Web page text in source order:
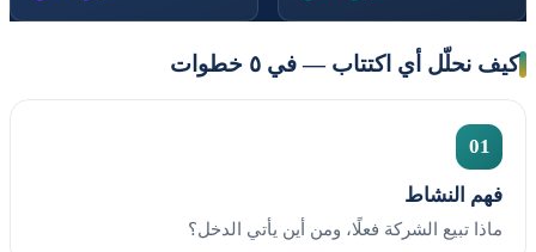
كيف نحلّل أي اكتتاب — في ٥ خطوات
01
فهم النشاط
ماذا تبيع الشركة فعلًا، ومن أين يأتي الدخل؟